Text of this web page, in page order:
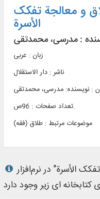
و معالجة تفکک
الأسرة
: مدرسی، محمدتقی
زبان : عربی
ناشر : دار الاستقلال
: نویسنده: مدرسی، محمدتقی
تعداد صفحات : 96ص.
موضوعات مرتبط : طلاق (فقه)
کتاب "أحکام الطلاق و معالجة تفکک الأسرة" در نرم‌افزار